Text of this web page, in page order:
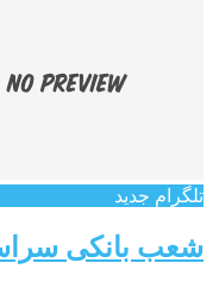
تلگرام جدید
شعب بانکی